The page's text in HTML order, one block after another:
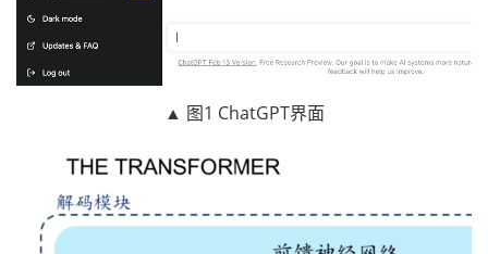
▲ 图1 ChatGPT界面